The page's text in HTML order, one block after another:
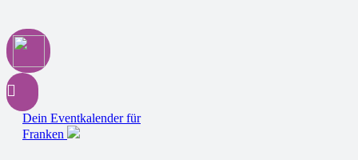
Dein Eventkalender für
Franken